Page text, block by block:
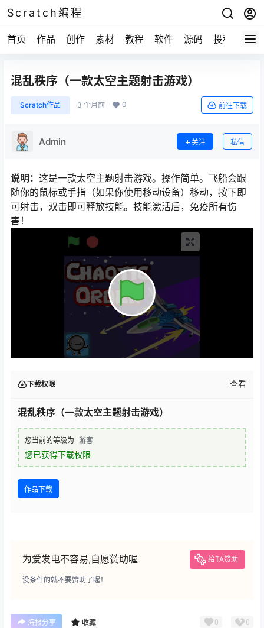
Scratch编程
首页 作品 创作 素材 教程 软件 源码 投稿 关于
混乱秩序（一款太空主题射击游戏）
Scratch作品 3 个月前 0 前往下载
Admin 关注 私信
说明： 这是一款太空主题射击游戏。操作简单。飞船会跟
随你的鼠标或手指（如果你使用移动设备）移动，按下即
可射击，双击即可释放技能。技能激活后，免疫所有伤
害！
下载权限 查看
混乱秩序（一款太空主题射击游戏）
您当前的等级为 游客
您已获得下载权限
作品下载
为爱发电不容易,自愿赞助喔 给TA赞助
没条件的就不要赞助了喔！
海报分享 收藏 0 0